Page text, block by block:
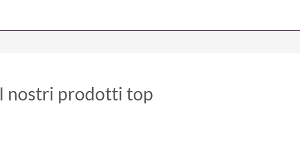
I nostri prodotti top